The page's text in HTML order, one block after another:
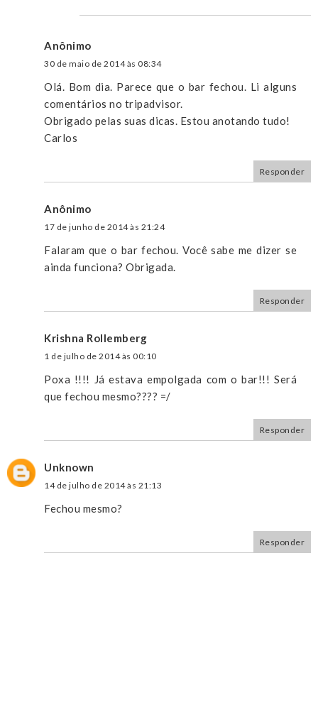
Anônimo
30 de maio de 2014 às 08:34
Olá. Bom dia. Parece que o bar fechou. Li alguns
comentários no tripadvisor.
Obrigado pelas suas dicas. Estou anotando tudo!
Carlos
Responder
Anônimo
17 de junho de 2014 às 21:24
Falaram que o bar fechou. Você sabe me dizer se
ainda funciona? Obrigada.
Responder
Krishna Rollemberg
1 de julho de 2014 às 00:10
Poxa !!!! Já estava empolgada com o bar!!! Será
que fechou mesmo???? =/
Responder
Unknown
14 de julho de 2014 às 21:13
Fechou mesmo?
Responder